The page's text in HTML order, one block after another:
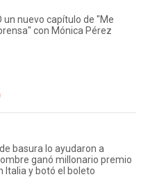
un nuevo capítulo de "Me
con Mónica Pérez
basura lo ayudaron a
ganó millonario premio
Italia y botó el boleto